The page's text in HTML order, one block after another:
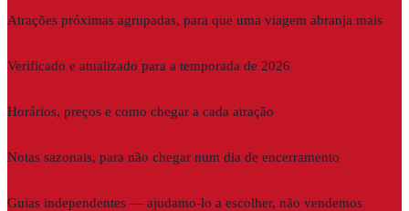
Atrações próximas agrupadas, para que uma viagem abranja mais
Verificado e atualizado para a temporada de 2026
Horários, preços e como chegar a cada atração
Notas sazonais, para não chegar num dia de encerramento
Guias independentes — ajudamo-lo a escolher, não vendemos